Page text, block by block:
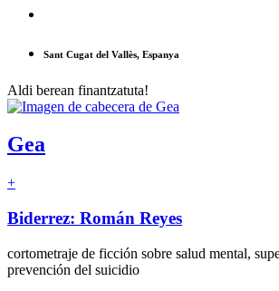
Sant Cugat del Vallès, Espanya
Aldi berean finantzatuta!
Gea
+
Biderrez: Román Reyes
cortometraje de ficción sobre salud mental,
prevención del suicidio